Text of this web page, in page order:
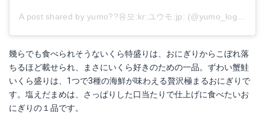
幾らでも食べられそうないくら特盛りは、おにぎりからこぼれ落
ちるほど載せられ、まさにいくら好きのための一品。ずわい蟹鮭
いくら盛りは、1つで3種の海鮮が味わえる贅沢極まるおにぎりで
す。塩えだまめは、さっぱりした口当たりで仕上げに食べたいお
にぎりの１品です。